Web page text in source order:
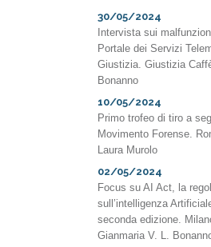
30/05/2024
Intervista sui
Portale dei Servizi
Giustizia. Giustizia
Bonanno
10/05/2024
Primo trofeo di tiro a
Movimento Forense.
Laura Murolo
02/05/2024
Focus su AI Act, la
sull’intelligenza
seconda edizione.
Gianmaria V. L.